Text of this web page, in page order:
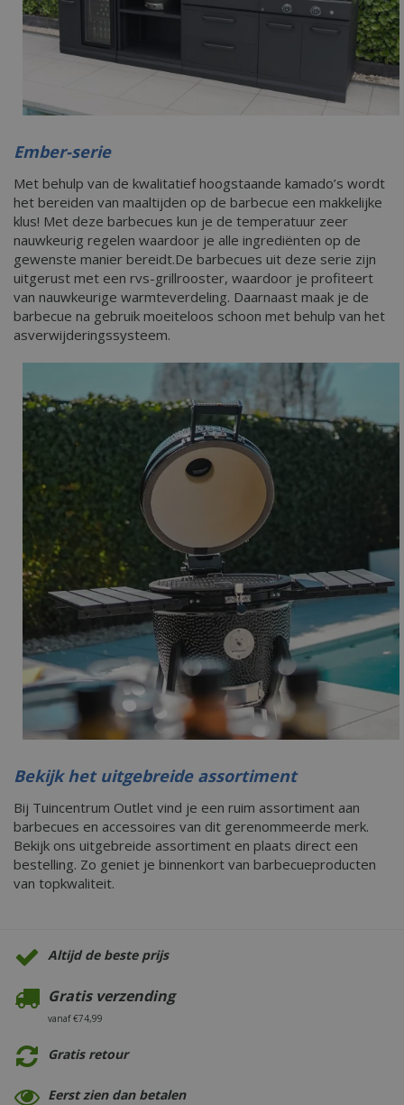
Ember-serie
Met behulp van de kwalitatief hoogstaande kamado’s wordt
het bereiden van maaltijden op de barbecue een makkelijke
klus! Met deze barbecues kun je de temperatuur zeer
nauwkeurig regelen waardoor je alle ingrediënten op de
gewenste manier bereidt.De barbecues uit deze serie zijn
uitgerust met een rvs-grillrooster, waardoor je profiteert
van nauwkeurige warmteverdeling. Daarnaast maak je de
barbecue na gebruik moeiteloos schoon met behulp van het
asverwijderingssysteem.
Bekijk het uitgebreide assortiment
Bij Tuincentrum Outlet vind je een ruim assortiment aan
barbecues en accessoires van dit gerenommeerde merk.
Bekijk ons uitgebreide assortiment en plaats direct een
bestelling. Zo geniet je binnenkort van barbecueproducten
van topkwaliteit.
Altijd de beste prijs
Gratis verzending
vanaf €74,99
Gratis retour
Eerst zien dan betalen